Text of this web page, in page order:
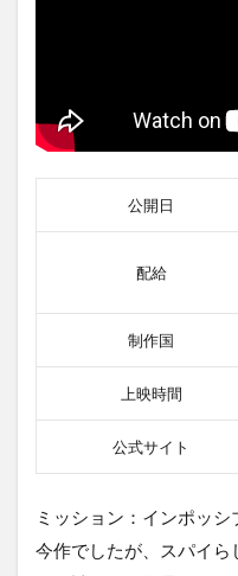
公開日
配給
制作国
上映時間
公式サイト
ミッション：インポッ
今作でしたが、スパイら